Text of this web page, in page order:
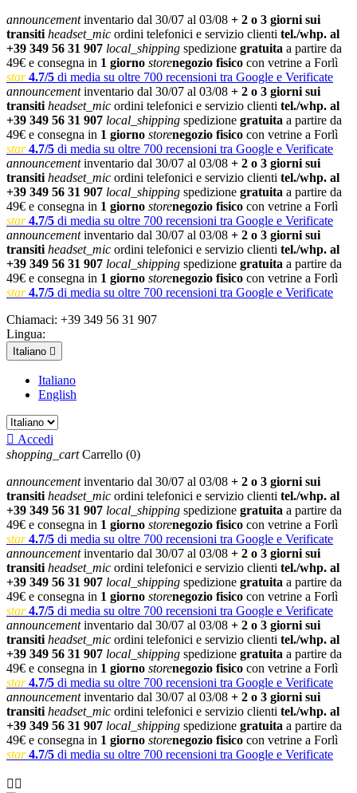
announcementinventario dal 30/07 al 03/08 + 2 o 3 giorni sui
transiti headset_mic ordini telefonici e servizio clienti tel./whp. al
+39 349 56 31 907 local_shipping spedizione gratuita a partire da
49€ e consegna in 1 giorno storenegozio fisico con vetrine a Forlì
star 4.7/5 di media su oltre 700 recensioni tra Google e Verificate
announcementinventario dal 30/07 al 03/08 + 2 o 3 giorni sui
transiti headset_mic ordini telefonici e servizio clienti tel./whp. al
+39 349 56 31 907 local_shipping spedizione gratuita a partire da
49€ e consegna in 1 giorno storenegozio fisico con vetrine a Forlì
star 4.7/5 di media su oltre 700 recensioni tra Google e Verificate
announcementinventario dal 30/07 al 03/08 + 2 o 3 giorni sui
transiti headset_mic ordini telefonici e servizio clienti tel./whp. al
+39 349 56 31 907 local_shipping spedizione gratuita a partire da
49€ e consegna in 1 giorno storenegozio fisico con vetrine a Forlì
star 4.7/5 di media su oltre 700 recensioni tra Google e Verificate
announcementinventario dal 30/07 al 03/08 + 2 o 3 giorni sui
transiti headset_mic ordini telefonici e servizio clienti tel./whp. al
+39 349 56 31 907 local_shipping spedizione gratuita a partire da
49€ e consegna in 1 giorno storenegozio fisico con vetrine a Forlì
star 4.7/5 di media su oltre 700 recensioni tra Google e Verificate
Chiamaci: +39 349 56 31 907
Lingua:
Italiano 
Italiano
English
 Accedi
shopping_cart Carrello (0)
announcementinventario dal 30/07 al 03/08 + 2 o 3 giorni sui
transiti headset_mic ordini telefonici e servizio clienti tel./whp. al
+39 349 56 31 907 local_shipping spedizione gratuita a partire da
49€ e consegna in 1 giorno storenegozio fisico con vetrine a Forlì
star 4.7/5 di media su oltre 700 recensioni tra Google e Verificate
announcementinventario dal 30/07 al 03/08 + 2 o 3 giorni sui
transiti headset_mic ordini telefonici e servizio clienti tel./whp. al
+39 349 56 31 907 local_shipping spedizione gratuita a partire da
49€ e consegna in 1 giorno storenegozio fisico con vetrine a Forlì
star 4.7/5 di media su oltre 700 recensioni tra Google e Verificate
announcementinventario dal 30/07 al 03/08 + 2 o 3 giorni sui
transiti headset_mic ordini telefonici e servizio clienti tel./whp. al
+39 349 56 31 907 local_shipping spedizione gratuita a partire da
49€ e consegna in 1 giorno storenegozio fisico con vetrine a Forlì
star 4.7/5 di media su oltre 700 recensioni tra Google e Verificate
announcementinventario dal 30/07 al 03/08 + 2 o 3 giorni sui
transiti headset_mic ordini telefonici e servizio clienti tel./whp. al
+39 349 56 31 907 local_shipping spedizione gratuita a partire da
49€ e consegna in 1 giorno storenegozio fisico con vetrine a Forlì
star 4.7/5 di media su oltre 700 recensioni tra Google e Verificate
